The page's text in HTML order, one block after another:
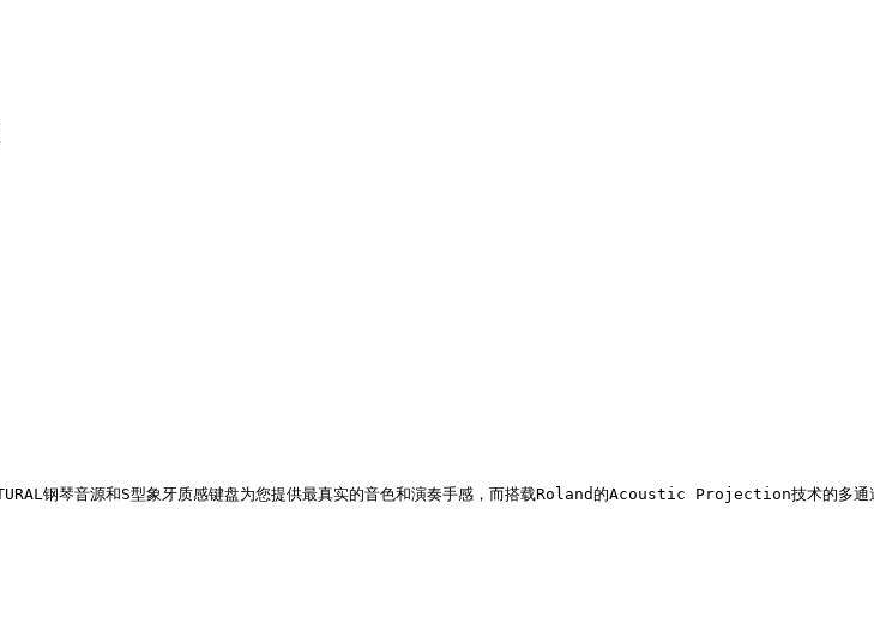
钢琴音源和S型象牙质感键盘为您提供最真实的音色和演奏手感，而搭载Roland的Acoustic Projection技术的多